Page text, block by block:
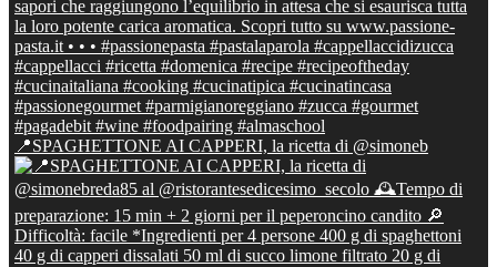
📍SPAGHETTONE AI CAPPERI, la ricetta di @simoneb